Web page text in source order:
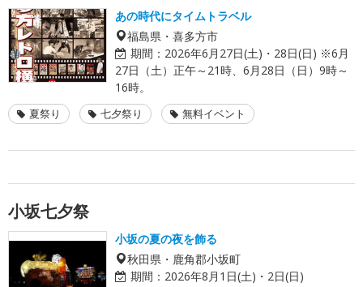
あの時代にタイムトラベル
福島県・喜多方市
期間： 2026年6月27日(土)・28日(日) ※6月
27日（土）正午～21時、6月28日（日）9時～
16時。
夏祭り 七夕祭り 無料イベント
小坂七夕祭
小坂の夏の夜を飾る
秋田県・鹿角郡小坂町
期間： 2026年8月1日(土)・2日(日)